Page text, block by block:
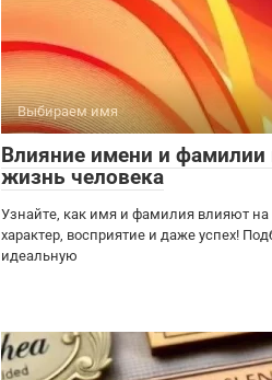
Выбираем имя
Влияние имени и фамилии
жизнь человека
Узнайте, как имя и фамилия влияют на
характер, восприятие и даже успех!
идеальную